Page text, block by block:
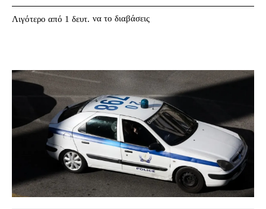
Λιγότερο από 1 δευτ. να το διαβάσεις